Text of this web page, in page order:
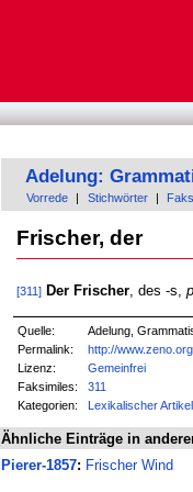
Adelung:
Vorrede Stichwörter
Frischer, der
[311] Der Frischer, des -s,
Quelle:
Adelung,
Permalink:
http://
Lizenz:
Gemeinfrei
Faksimiles:
311
Kategorien:
Lexikalischer Artikel
Ähnliche Einträge in
Pierer-1857: Frischer Wind